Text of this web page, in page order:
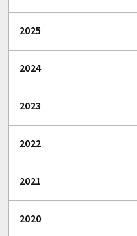
2025
2024
2023
2022
2021
2020